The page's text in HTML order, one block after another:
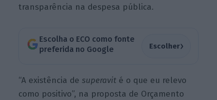
transparência na despesa pública.
Escolha o ECO como fonte
preferida no Google
Escolher›
“A existência desuperavit é o que eu relevo
como positivo”, na proposta de Orçamento